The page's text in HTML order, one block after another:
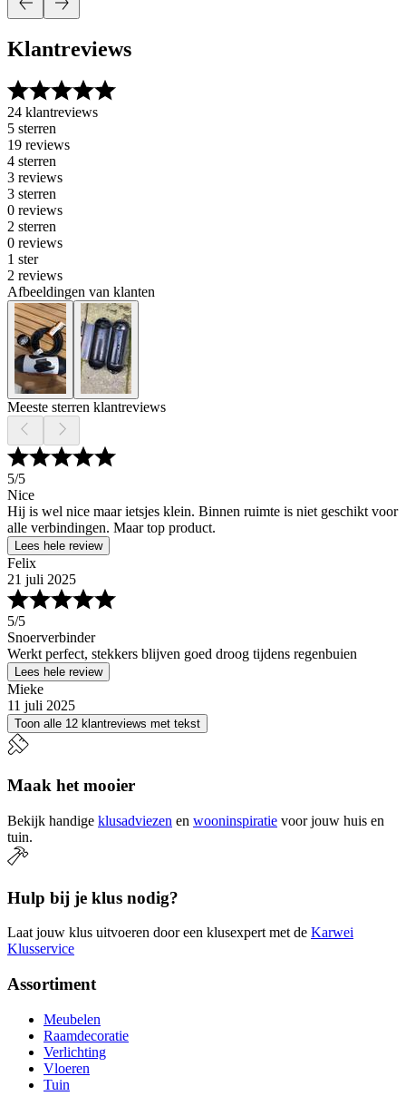
Klantreviews
24 klantreviews
5 sterren
19 reviews
4 sterren
3 reviews
3 sterren
0 reviews
2 sterren
0 reviews
1 ster
2 reviews
Afbeeldingen van klanten
Meeste sterren klantreviews
5/5
Nice
Hij is wel nice maar ietsjes klein. Binnen ruimte is niet geschikt voor
alle verbindingen. Maar top product.
Lees hele review
Felix
21 juli 2025
5/5
Snoerverbinder
Werkt perfect, stekkers blijven goed droog tijdens regenbuien
Lees hele review
Mieke
11 juli 2025
Toon alle 12 klantreviews met tekst
Maak het mooier
Bekijk handige klusadviezen en wooninspiratie voor jouw huis en
tuin.
Hulp bij je klus nodig?
Laat jouw klus uitvoeren door een klusexpert met de Karwei
Klusservice
Assortiment
Meubelen
Raamdecoratie
Verlichting
Vloeren
Tuin